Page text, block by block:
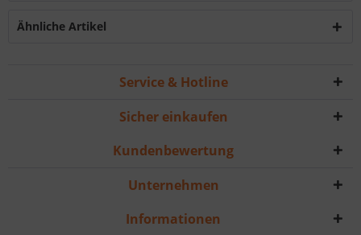
Ähnliche Artikel
Service & Hotline
Sicher einkaufen
Kundenbewertung
Unternehmen
Informationen